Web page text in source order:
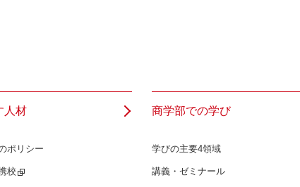
人材
ポリシー
校
商学部での学び
学びの主要4領域
講義・ゼミナール